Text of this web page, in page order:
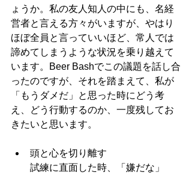
ょうか。私の友人知人の中にも、名経
営者と言える方々がいますが、やはり
ほぼ全員と言っていいほど、常人では
諦めてしまうような状況を乗り越えて
います。Beer Bashでこの議題を話し合
ったのですが、それを踏まえて、私が
「もうダメだ」と思った時にどう考
え、どう行動するのか、一度残してお
きたいと思います。
頭と心を切り離す
試練に直面した時、「嫌だな」